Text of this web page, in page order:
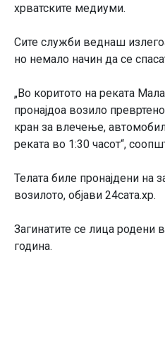
хрватските медиуми.
Сите служби веднаш
но немало начин да се
„Во коритото на реката
пронајдоа возило
кран за влечење,
реката во 1:30 часот“,
Телата биле пронајдени на
возилото, објави 24сата.хр.
Загинатите се лица родени
година.